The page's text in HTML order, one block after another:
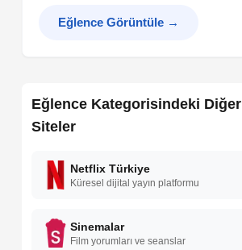
Eğlence Görüntüle →
Eğlence Kategorisindeki Diğer
Siteler
Netflix Türkiye
Küresel dijital yayın platformu
Sinemalar
Film yorumları ve seanslar